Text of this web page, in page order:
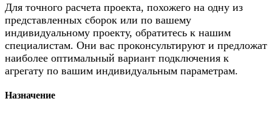
Для точного расчета проекта, похожего на одну из
представленных сборок или по вашему
индивидуальному проекту, обратитесь к нашим
специалистам. Они вас проконсультируют и предложат
наиболее оптимальный вариант подключения к
агрегату по вашим индивидуальным параметрам.
Назначение